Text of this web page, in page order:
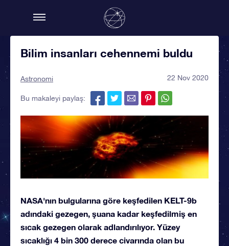
Bilim insanları cehennemi buldu
Astronomi 22 Nov 2020
Bu makaleyi paylaş:
NASA'nın bulgularına göre keşfedilen KELT-9b
adındaki gezegen, şuana kadar keşfedilmiş en
sıcak gezegen olarak adlandırılıyor. Yüzey
sıcaklığı 4 bin 300 derece civarında olan bu